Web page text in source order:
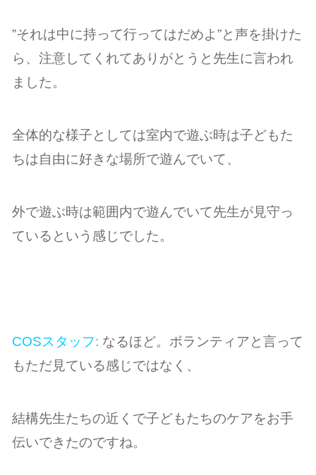
”それは中に持って行ってはだめよ”と声を掛けた
ら、注意してくれてありがとうと先生に言われ
ました。
全体的な様子としては室内で遊ぶ時は子どもた
ちは自由に好きな場所で遊んでいて、
外で遊ぶ時は範囲内で遊んでいて先生が見守っ
ているという感じでした。
COSスタッフ: なるほど。ボランティアと言って
もただ見ている感じではなく、
結構先生たちの近くで子どもたちのケアをお手
伝いできたのですね。